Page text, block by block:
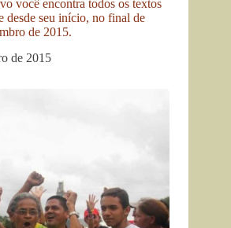
você encontra todos os textos
desde seu início, no final de
de 2015.
de 2015